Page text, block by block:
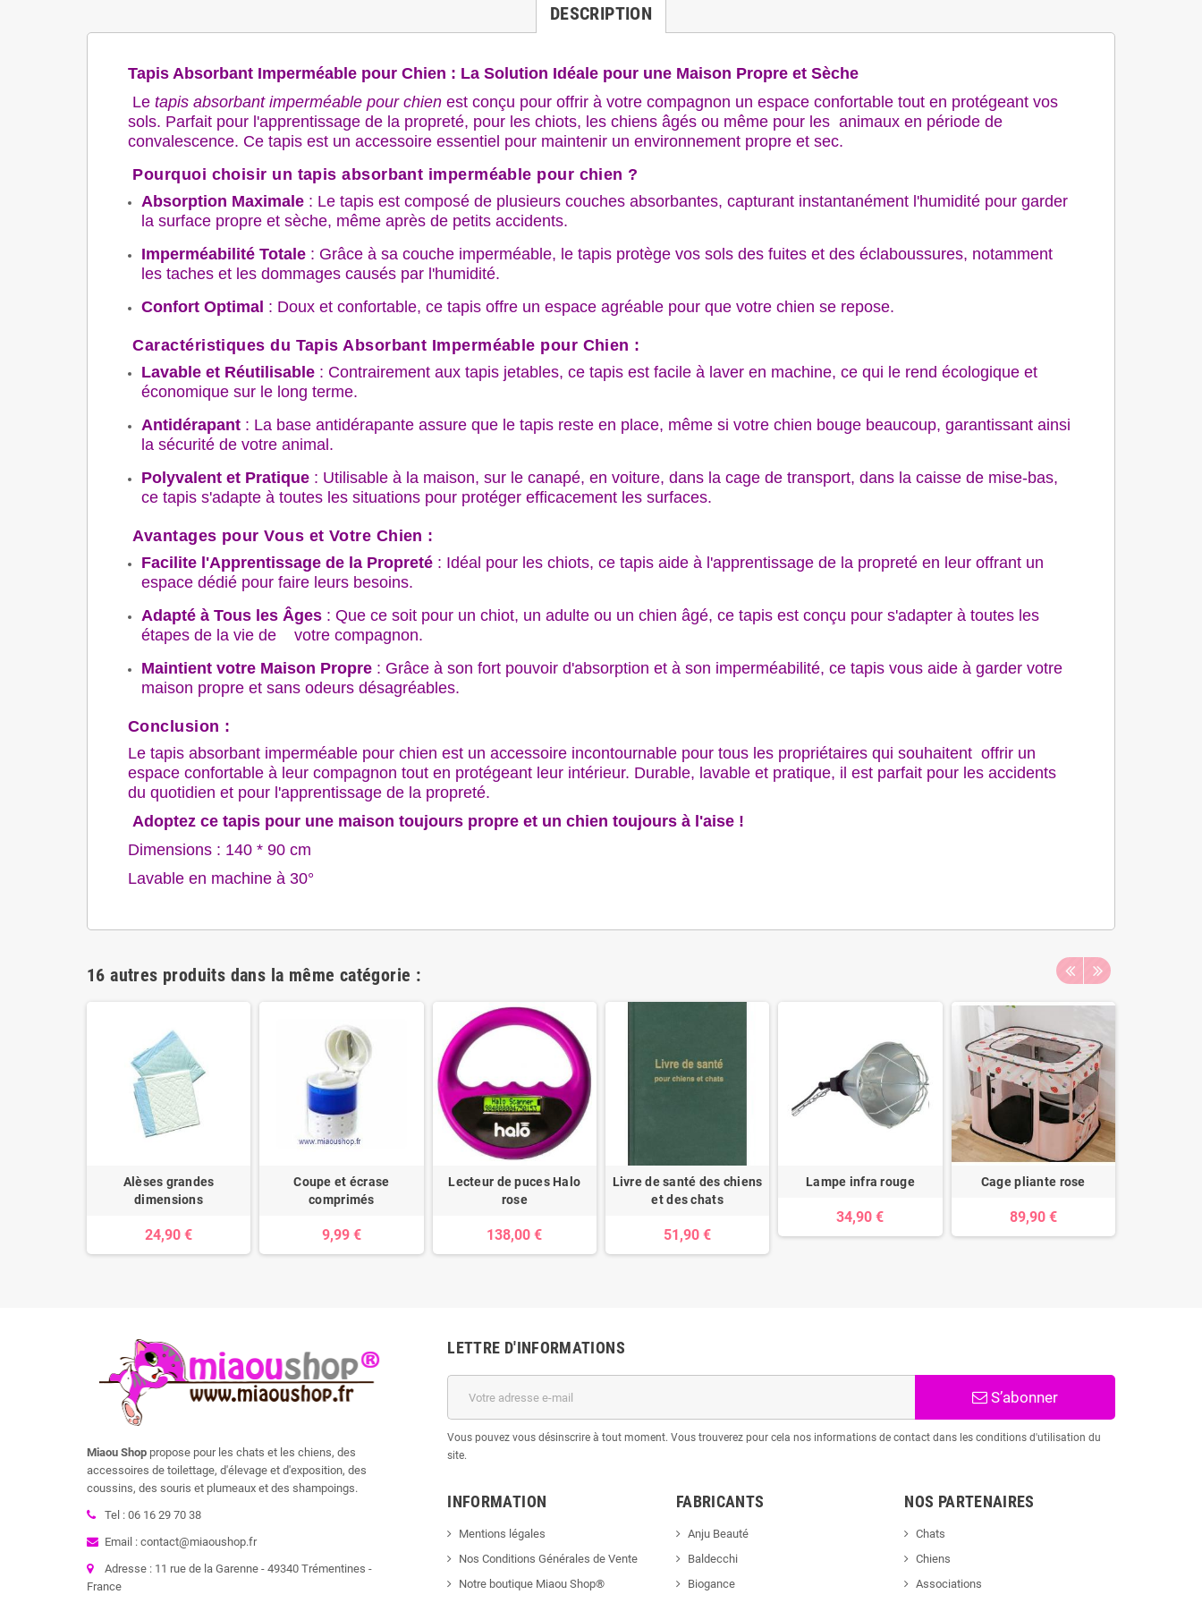
DESCRIPTION
Tapis Absorbant Imperméable pour Chien : La Solution Idéale pour une Maison Propre et Sèche
Le tapis absorbant imperméable pour chien est conçu pour offrir à votre compagnon un espace confortable tout en protégeant vos
sols. Parfait pour l'apprentissage de la propreté, pour les chiots, les chiens âgés ou même pour les animaux en période de
convalescence. Ce tapis est un accessoire essentiel pour maintenir un environnement propre et sec.
Pourquoi choisir un tapis absorbant imperméable pour chien ?
Absorption Maximale : Le tapis est composé de plusieurs couches absorbantes, capturant instantanément l'humidité pour garder
la surface propre et sèche, même après de petits accidents.
Imperméabilité Totale : Grâce à sa couche imperméable, le tapis protège vos sols des fuites et des éclaboussures, notamment
les taches et les dommages causés par l'humidité.
Confort Optimal : Doux et confortable, ce tapis offre un espace agréable pour que votre chien se repose.
Caractéristiques du Tapis Absorbant Imperméable pour Chien :
Lavable et Réutilisable : Contrairement aux tapis jetables, ce tapis est facile à laver en machine, ce qui le rend écologique et
économique sur le long terme.
Antidérapant : La base antidérapante assure que le tapis reste en place, même si votre chien bouge beaucoup, garantissant ainsi
la sécurité de votre animal.
Polyvalent et Pratique : Utilisable à la maison, sur le canapé, en voiture, dans la cage de transport, dans la caisse de mise-bas,
ce tapis s'adapte à toutes les situations pour protéger efficacement les surfaces.
Avantages pour Vous et Votre Chien :
Facilite l'Apprentissage de la Propreté : Idéal pour les chiots, ce tapis aide à l'apprentissage de la propreté en leur offrant un
espace dédié pour faire leurs besoins.
Adapté à Tous les Âges : Que ce soit pour un chiot, un adulte ou un chien âgé, ce tapis est conçu pour s'adapter à toutes les
étapes de la vie de votre compagnon.
Maintient votre Maison Propre : Grâce à son fort pouvoir d'absorption et à son imperméabilité, ce tapis vous aide à garder votre
maison propre et sans odeurs désagréables.
Conclusion :
Le tapis absorbant imperméable pour chien est un accessoire incontournable pour tous les propriétaires qui souhaitent offrir un
espace confortable à leur compagnon tout en protégeant leur intérieur. Durable, lavable et pratique, il est parfait pour les accidents
du quotidien et pour l'apprentissage de la propreté.
Adoptez ce tapis pour une maison toujours propre et un chien toujours à l'aise !
Dimensions : 140 * 90 cm
Lavable en machine à 30°
16 autres produits dans la même catégorie :
Alèses grandes
dimensions
24,90 €
Coupe et écrase
comprimés
9,99 €
Lecteur de puces Halo
rose
138,00 €
Livre de santé des chiens
et des chats
51,90 €
Lampe infra rouge
34,90 €
Cage pliante rose
89,90 €
Miaou Shop propose pour les chats et les chiens, des
accessoires de toilettage, d'élevage et d'exposition, des
coussins, des souris et plumeaux et des shampoings.
Tel : 06 16 29 70 38
Email : contact@miaoushop.fr
Adresse : 11 rue de la Garenne - 49340 Trémentines -
France
LETTRE D'INFORMATIONS
S’abonner
Vous pouvez vous désinscrire à tout moment. Vous trouverez pour cela nos informations de contact dans les conditions d'utilisation du
site.
INFORMATION
Mentions légales
Nos Conditions Générales de Vente
Notre boutique Miaou Shop®
FABRICANTS
Anju Beauté
Baldecchi
Biogance
NOS PARTENAIRES
Chats
Chiens
Associations